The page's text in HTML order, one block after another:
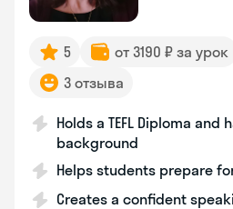
5 от 3190 ₽ за урок
3 отзыва
Holds a TEFL Diploma
background
Helps students prepare
Creates a confident